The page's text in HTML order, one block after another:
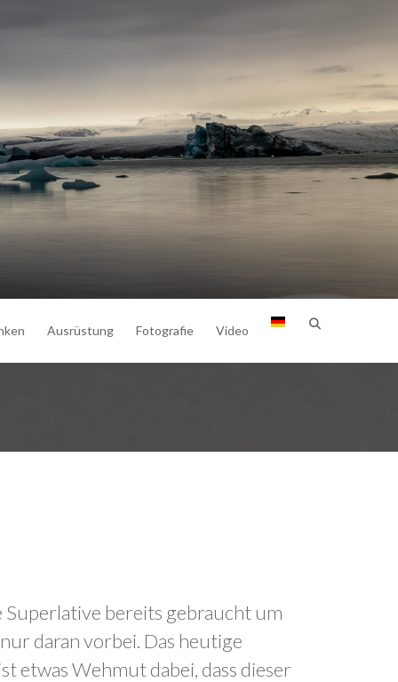
Ausrüstung Fotografie Video
Superlative bereits gebraucht um
daran vorbei. Das heutige
etwas Wehmut dabei, dass dieser